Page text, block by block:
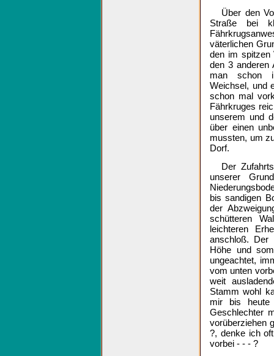
Über den
Straße bei
väterlichen
den im spitzen
den 3 anderen
man schon
Weichsel, und
schon mal
Fährkruges
unserem und
über einen
mussten, um
Dorf.
Der
unserer
bis sandigen
der
schütteren
leichteren
anschloß. Der
Höhe und
ungeachtet,
vom unten
weit
Stamm wohl
mir bis heute
Geschlechter
vorüberziehen
?, denke ich
vorbei - - - ?